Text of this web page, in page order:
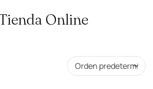
Online